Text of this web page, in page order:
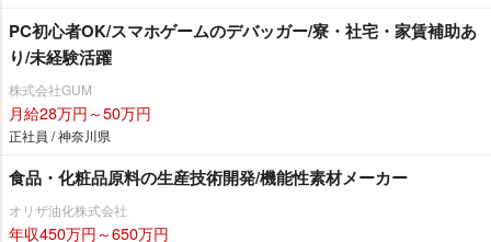
PC初心者OK/スマホゲームのデバッガー/寮・社宅・家賃補助あ
り/未経験活躍
株式会社GUM
月給28万円～50万円
正社員 / 神奈川県
食品・化粧品原料の生産技術開発/機能性素材メーカー
オリザ油化株式会社
年収450万円～650万円